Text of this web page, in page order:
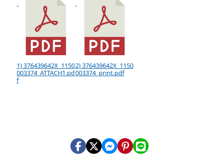
1) 376439642X_1150
003374_ATTACH1.pd
f
2) 376439642X_1150
003374_print.pdf